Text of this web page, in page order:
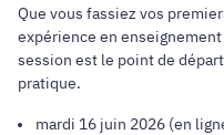
Que vous fassiez vos
expérience en
session est le point de
pratique.
mardi 16 juin 2026 (en